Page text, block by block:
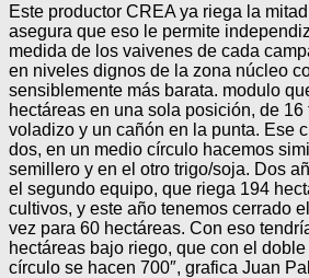
Este productor CREA ya riega la
asegura que eso le permite
medida de los vaivenes de cada
en niveles dignos de la zona núcleo
sensiblemente más barata. modulo
hectáreas en una sola posición, de 16
voladizo y un cañón en la punta. Ese
dos, en un medio círculo hacemos
semillero y en el otro trigo/soja. Dos
el segundo equipo, que riega 194
cultivos, y este año tenemos cerrado
vez para 60 hectáreas. Con eso
hectáreas bajo riego, que con el
círculo se hacen 700″, grafica Juan